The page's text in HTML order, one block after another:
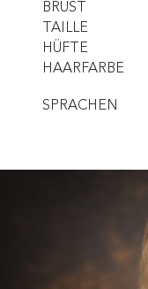
BRUST
TAILLE
HÜFTE
HAARFARBE
SPRACHEN